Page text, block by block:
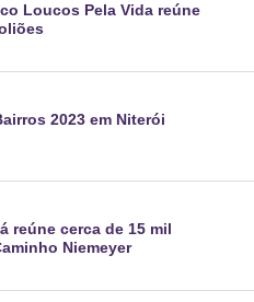
Loucos Pela Vida reúne
2023 em Niterói
reúne cerca de 15 mil
Niemeyer